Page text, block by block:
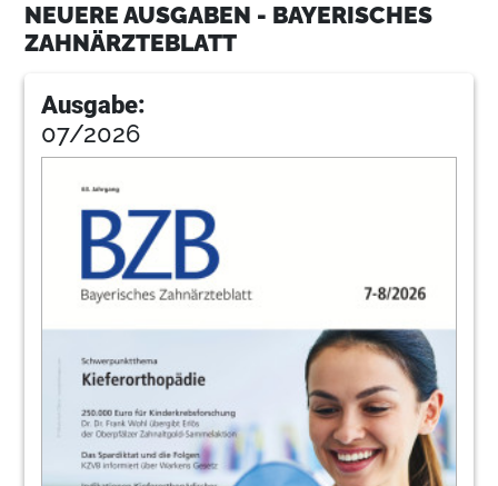
und Dr. Romana Krapf über die Arbeit der
Vertreterversammlung
Gespräch mit Leo Hofmeier.
11Interview: „Wir brauchen starke
Körperschaften“ – Der neue KZVB-
Vorstand und seine Ziele für die
kommenden Jahre
Dr. Rüdiger Schott, Dr. Marion Teichmann und Dr.
Jens Kober im Gespräch mit Leo Hofmeier
„Den Einstieg von Heuschrecken
unterbinden“ – MVZ-Regelungsvorschläge
Redaktion
„Fachgruppengleiche MVZ wieder
abschaffen“ – Bundesärztekammer
positioniert sich zu iMVZ
NEUERE AUSGABEN - BAYERISCHES
ZAHNÄRZTEBLATT
Ausgabe:
07/2026